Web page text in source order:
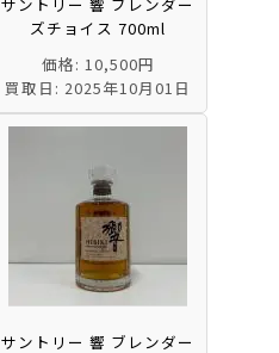
ズチョイス 700ml
価格: 10,500円
買取日: 2025年10月01日
サントリー 響 ブレンダー